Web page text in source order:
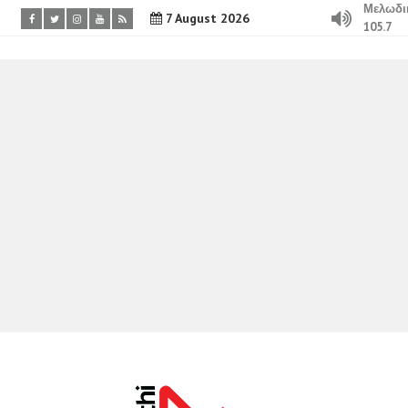
7 August 2026
105.7